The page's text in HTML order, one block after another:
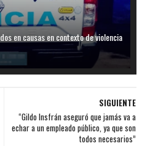
en causas en contexto de violencia
SIGUIENTE
“Gildo Insfrán aseguró que jamás va a
echar a un empleado público, ya que son
todos necesarios”